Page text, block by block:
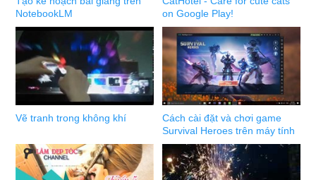
NotebookLM
on Google Play!
Vẽ tranh trong không khí
Cách cài đặt và chơi game
Survival Heroes trên máy tính